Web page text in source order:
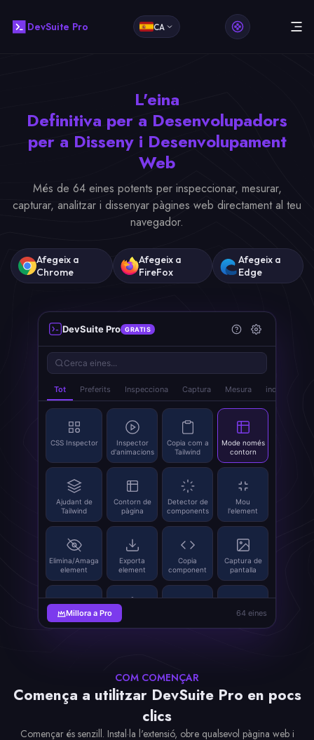
DevSuite Pro CA
L'eina
Definitiva per a Desenvolupadors
per a Disseny i Desenvolupament
Web
Més de 64 eines potents per inspeccionar, mesurar,
capturar, analitzar i dissenyar pàgines web directament al teu
navegador.
Afegeix a
Chrome
Afegeix a
FireFox
Afegeix a
Edge
DevSuite Pro GRATIS
Cerca eines...
Tot Preferits Inspecciona Captura Mesura
CSS Inspector
Inspector
d'animacions
Copia com a
Tailwind
Mode només
contorn
Ajudant de
Tailwind
Contorn de
pàgina
Detector de
components
Mou
l'element
Elimina/Amaga
element
Exporta
element
Copia
component
Captura de
pantalla
Extreu
imatges
SVG Grabber
imatge
de codis QR
Millora a Pro 64 eines
COM COMENÇAR
Comença a utilitzar DevSuite Pro en pocs
clics
Començar és senzill. Instal·la l'extensió, obre qualsevol pàgina web i